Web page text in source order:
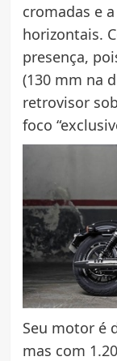
cromadas e
horizontais.
presença,
(130 mm na
retrovisor
foco
Seu motor é
mas com